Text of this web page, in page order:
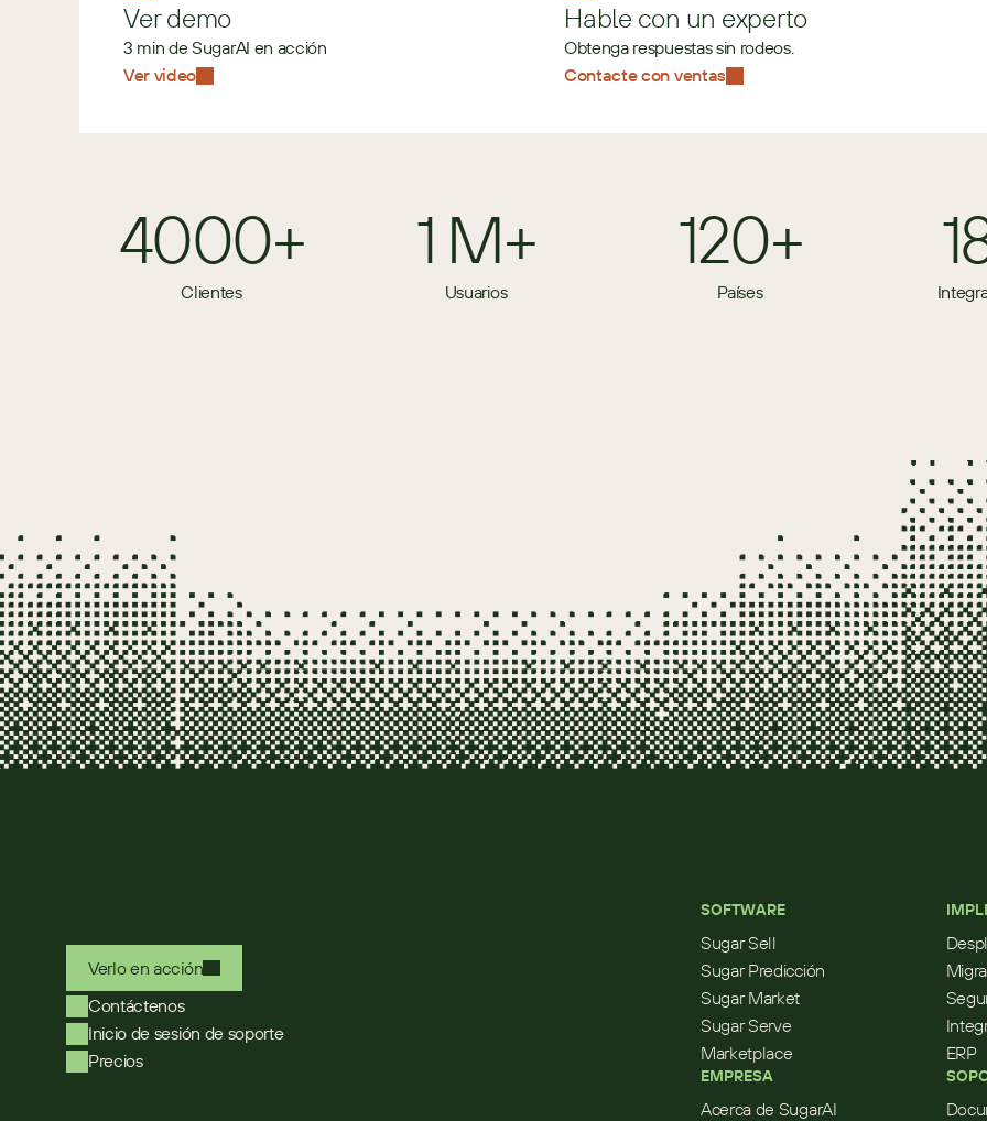
Ver demo
3 min de SugarAI en acción
Ver video
Hable con un experto
Obtenga respuestas sin rodeos.
Contacte con ventas
4000+
Clientes
1 M+
Usuarios
120+
Países
Verlo en acción
Contáctenos
Inicio de sesión de soporte
Precios
SOFTWARE
Sugar Sell
Sugar Predicción
Sugar Market
Sugar Serve
Marketplace
EMPRESA
Acerca de SugarAI
ERP